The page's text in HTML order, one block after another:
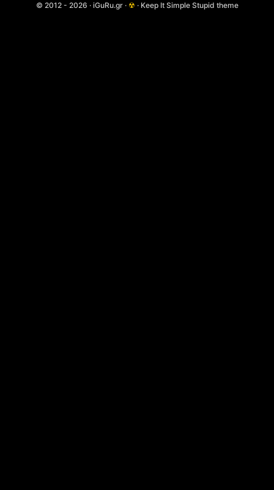
© 2012 - 2026 · iGuRu.gr · ☢ · Keep It Simple Stupid theme